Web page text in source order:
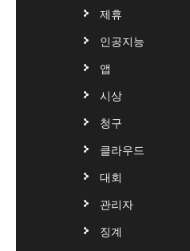
제휴
인공지능
앱
시상
청구
클라우드
대회
관리자
징계